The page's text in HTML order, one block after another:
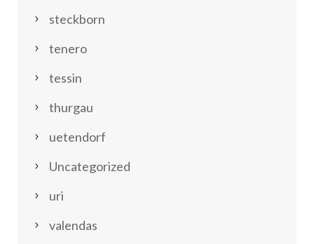
steckborn
tenero
tessin
thurgau
uetendorf
Uncategorized
uri
valendas